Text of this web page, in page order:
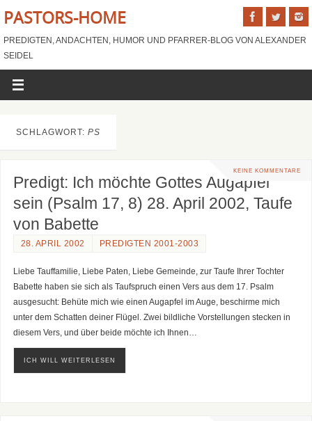
PASTORS-HOME
PREDIGTEN, ANDACHTEN, HUMOR UND PFARRER-BLOG VON ALEXANDER
SEIDEL
SCHLAGWORT: PS
KEINE KOMMENTARE
Predigt: Ich möchte Gottes Augapfel
sein (Psalm 17, 8) 28. April 2002, Taufe
von Babette
28. APRIL 2002 PREDIGTEN 2001-2003
Liebe Tauffamilie, Liebe Paten, Liebe Gemeinde, zur Taufe Ihrer Tochter
Babette haben sie sich als Taufspruch einen Vers aus dem 17. Psalm
ausgesucht: Behüte mich wie einen Augapfel im Auge, beschirme mich
unter dem Schatten deiner Flügel. Zwei bildliche Vorstellungen stecken in
diesem Vers, und über beide möchte ich Ihnen…
ICH WILL WEITERLESEN